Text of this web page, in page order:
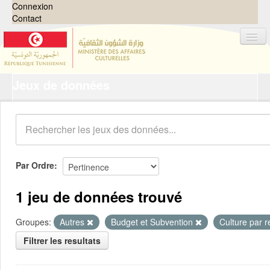
Connexion
Contact
Organisations
Groupes
Demandes 0
À propos
Par Ordre
1 jeu de données trouvé
Groupes: Autres Budget et Subvention
Culture par
Filtrer les resultats